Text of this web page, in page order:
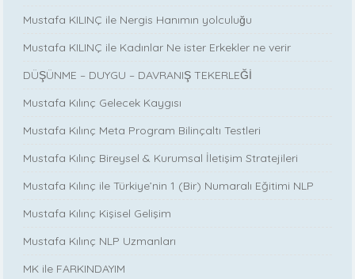
Mustafa KILINÇ ile Nergis Hanımın yolculuğu
Mustafa KILINÇ ile Kadınlar Ne ister Erkekler ne verir
DÜŞÜNME – DUYGU – DAVRANIŞ TEKERLEĞİ
Mustafa Kılınç Gelecek Kaygısı
Mustafa Kılınç Meta Program Bilinçaltı Testleri
Mustafa Kılınç Bireysel & Kurumsal İletişim Stratejileri
Mustafa Kılınç ile Türkiye’nin 1 (Bir) Numaralı Eğitimi NLP
Mustafa Kılınç Kişisel Gelişim
Mustafa Kılınç NLP Uzmanları
MK ile FARKINDAYIM